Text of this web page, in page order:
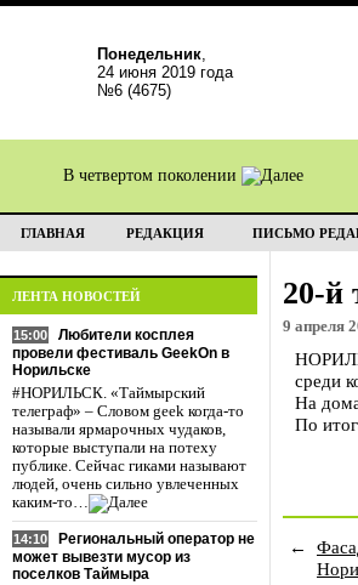
Понедельник,
24 июня 2019 года
№6 (4675)
В четвертом поколении
ГЛАВНАЯ РЕДАКЦИЯ ПИСЬМО
ЛЕНТА НОВОСТЕЙ
15:00
Любители косплея
провели фестиваль GeekOn в
Норильске
#НОРИЛЬСК. «Таймырский
телеграф» – Словом geek когда-то
называли ярмарочных чудаков,
которые выступали на потеху
публике. Сейчас гиками называют
людей, очень сильно увлеченных
каким-то…
14:10
Региональный оператор не
может вывезти мусор из
поселков Таймыра
20-й
9 апреля
среди
На
По
←